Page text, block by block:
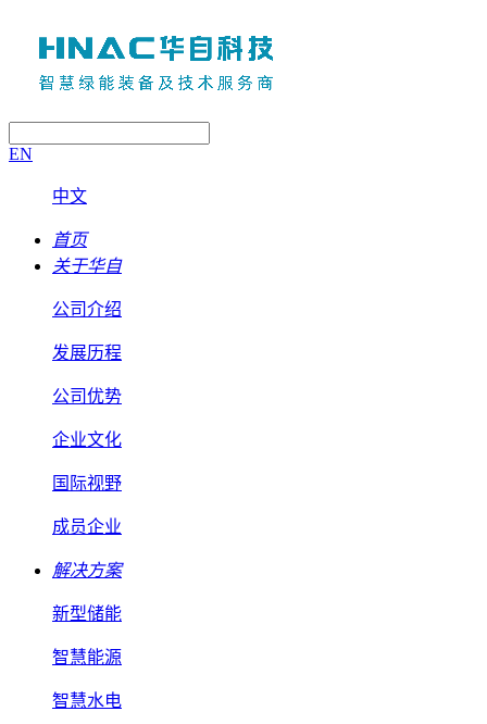
EN
中文
首页
关于华自
公司介绍
发展历程
公司优势
企业文化
国际视野
成员企业
解决方案
新型储能
智慧能源
智慧水电